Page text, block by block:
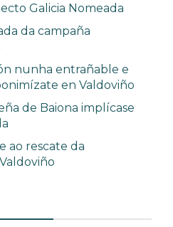
Galicia Nomeada
da campaña
nunha entrañable e
en Valdoviño
de Baiona implícase
ao rescate da